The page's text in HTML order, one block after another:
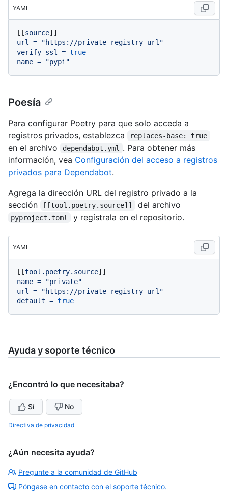
YAML
[[source
url
=
"https://private_registry_url"
verify_ssl
= true
name = "pypi"
Poesía
Para configurar Poetry para que solo acceda a
registros privados, establezca
replaces-base: true
en el archivo dependabot.yml
. Para obtener más
información, vea Configuración del acceso a registros
privados para Dependabot.
Agrega la dirección URL del registro privado a la
sección
[[tool.poetry.source]] del archivo
pyproject.toml y regístrala en el repositorio.
YAML
[[tool.poetry.source
name =
"private"
url
=
"https://private_registry_url"
default = true
Ayuda y soporte técnico
¿Encontró lo que necesitaba?
Sí No
Directiva de privacidad
¿Aún necesita ayuda?
Pregunte a la comunidad de GitHub
Póngase en contacto con el soporte técnico.